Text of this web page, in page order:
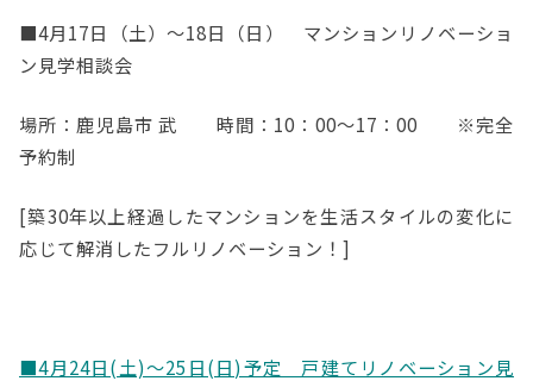
■4月17日（土）～18日（日） マンションリノベーショ
ン見学相談会
場所：鹿児島市 武 時間：10：00～17：00 ※完全
予約制
[築30年以上経過したマンションを生活スタイルの変化に
応じて解消したフルリノベーション！]
■4月24日(土)～25日(日)予定 戸建てリノベーション見